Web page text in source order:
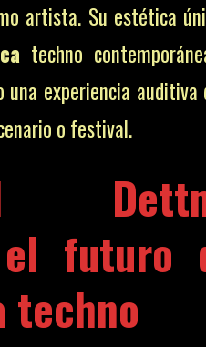
artista. Su estética
techno
una experiencia auditiva
o festival.
el futuro
techno